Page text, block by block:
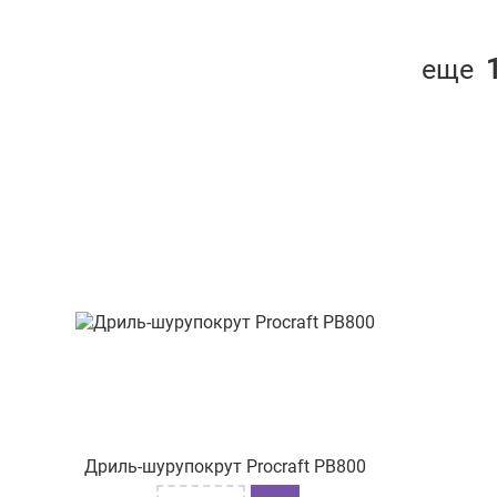
вул. Сегедська 12
еще
Дриль-шурупокрут Procraft PB800